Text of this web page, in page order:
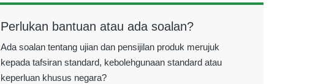
Perlukan bantuan atau ada soalan?
Ada soalan tentang ujian dan pensijilan produk merujuk
kepada tafsiran standard, kebolehgunaan standard atau
keperluan khusus negara?